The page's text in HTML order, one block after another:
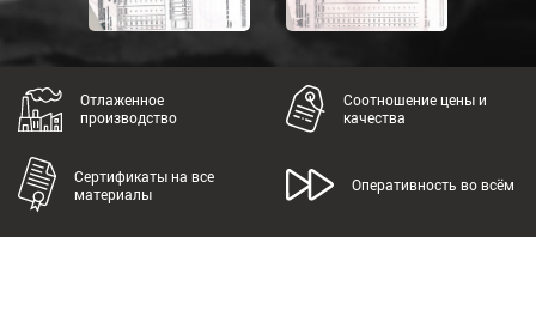
Отлаженное
производство
Соотношение цены и
качества
Сертификаты на все
материалы
Оперативность во всём